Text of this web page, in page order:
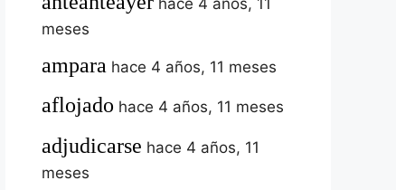
hace 4 años, 11
meses
ampara hace 4 años, 11 meses
aflojado hace 4 años, 11 meses
adjudicarse hace 4 años, 11
meses